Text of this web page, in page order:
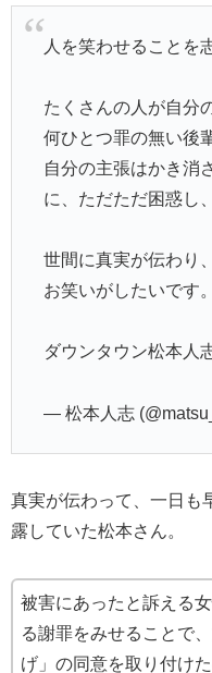
人を笑わせることを
たくさんの人が自分
何ひとつ罪の無い後
自分の主張はかき消
に、ただただ困惑し
世間に真実が伝わり
お笑いがしたいです。
ダウンタウン松本人
— 松本人志
真実が伝わって、一日も
露していた松本さん。
被害にあったと訴える
る謝罪をみせることで
げ」の同意を取り付け